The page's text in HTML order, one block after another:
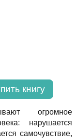
книгу
огромное
нарушается
самочувствие,